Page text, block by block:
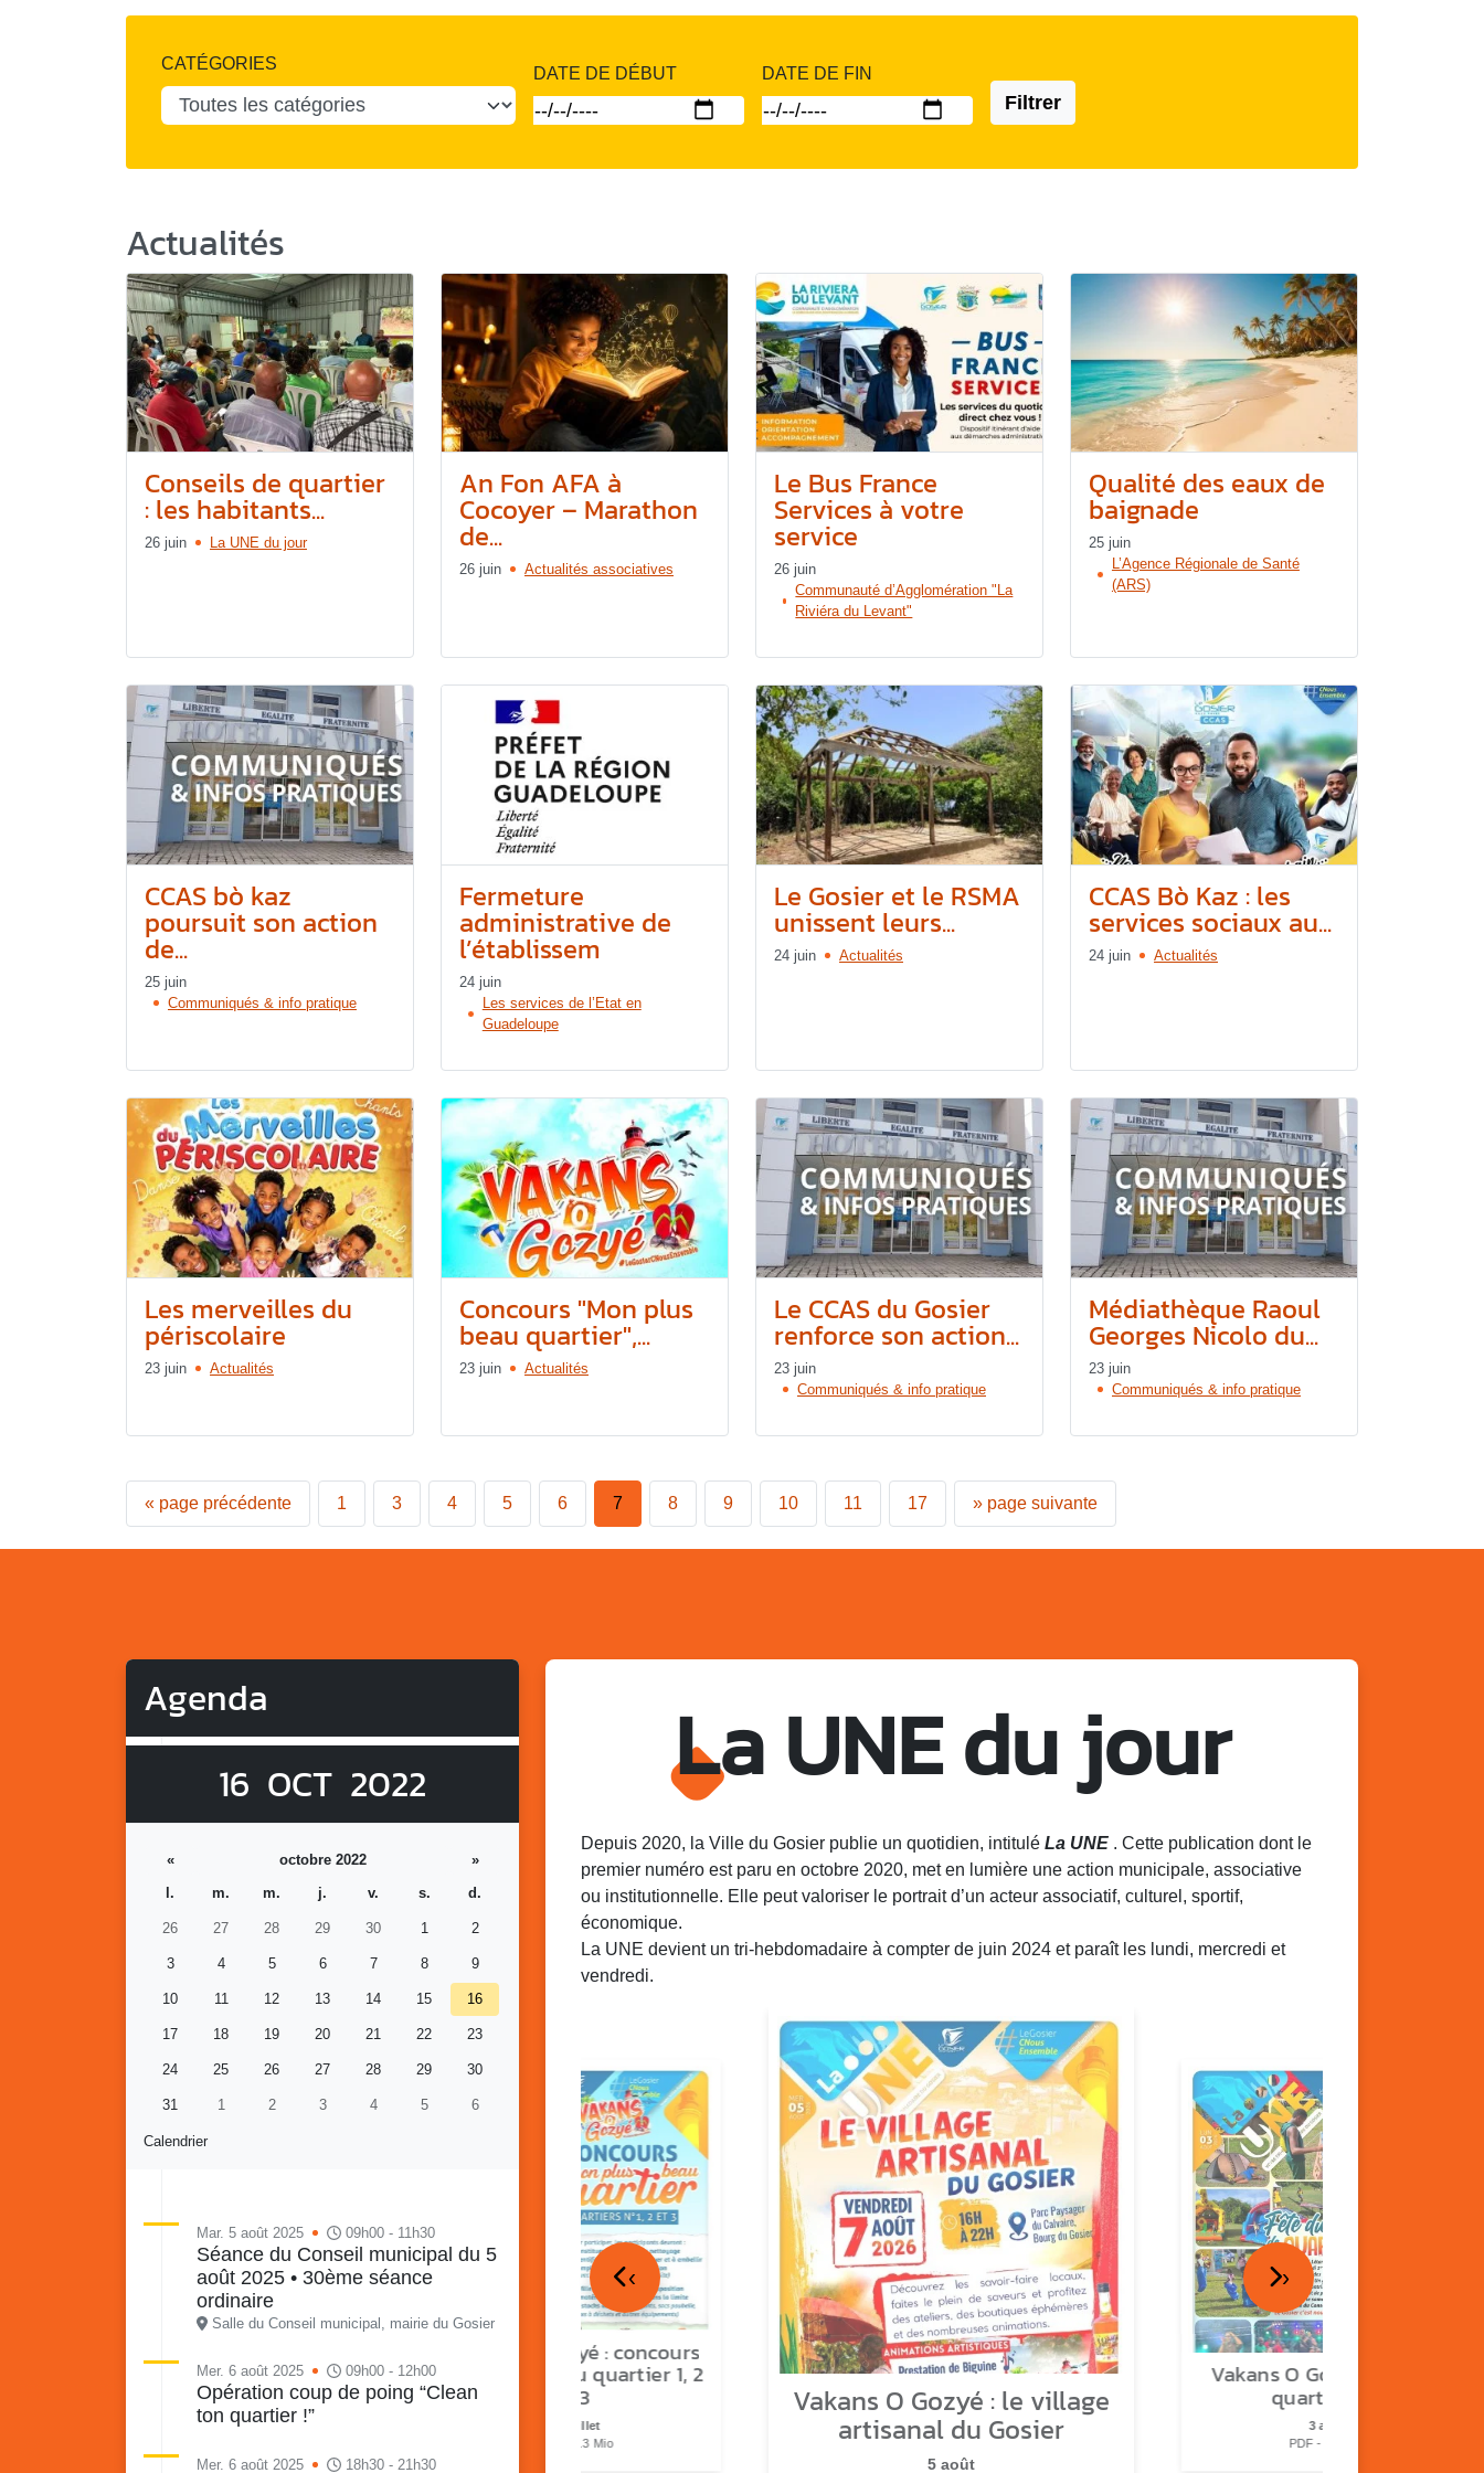
CATÉGORIES
DATE DE DÉBUT DATE DE FIN
Filtrer
Actualités
Conseils de quartier
: les habitants...
26 juin La UNE du jour
An Fon AFA à
Cocoyer – Marathon
de...
26 juin Actualités associatives
Le Bus France
Services à votre
service
26 juin
Communauté d’Agglomération "La
Riviéra du Levant"
Qualité des eaux de
baignade
25 juin
L’Agence Régionale de Santé
(ARS)
CCAS bò kaz
poursuit son action
de...
25 juin
Communiqués & info pratique
Fermeture
administrative de
l’établissem
24 juin
Les services de l’Etat en
Guadeloupe
Le Gosier et le RSMA
unissent leurs...
24 juin Actualités
CCAS Bò Kaz : les
services sociaux au...
24 juin Actualités
Les merveilles du
périscolaire
23 juin Actualités
Concours "Mon plus
beau quartier",...
23 juin Actualités
Le CCAS du Gosier
renforce son action...
23 juin
Communiqués & info pratique
Médiathèque Raoul
Georges Nicolo du...
23 juin
Communiqués & info pratique
« page précédente 1 3 4 5 6 7 8 9 10 11 17 » page suivante
Agenda
16 OCT 2022
Calendrier
« octobre 2022
»
l.
m. m. j. v. s. d.
26 27 28 29 30 1 2
3 4 5 6 7 8 9
10 11 12 13 14 15 16
17 18 19 20 21 22 23
24 25 26 27 28 29 30
31 1 2 3 4 5 6
Mar. 5 août 2025 09h00 - 11h30
Séance du Conseil municipal du 5
août 2025 • 30ème séance
ordinaire
Salle du Conseil municipal, mairie du Gosier
Mer. 6 août 2025 09h00 - 12h00
Opération coup de poing “Clean
ton quartier !”
Mer. 6 août 2025 18h30 - 21h30
La UNE du jour
Depuis 2020, la Ville du Gosier publie un quotidien, intitulé La UNE . Cette publication dont le
premier numéro est paru en octobre 2020, met en lumière une action municipale, associative
ou institutionnelle. Elle peut valoriser le portrait d’un acteur associatif, culturel, sportif,
économique.
La UNE devient un tri-hebdomadaire à compter de juin 2024 et paraît les lundi, mercredi et
vendredi.
Retour en images sur
Vakans O Gozyé animations
du samedi 18 juillet : Partir
quartier n°3, Gosier beach
summer volley
23 juillet
Vakans o Gozyé : concours
mon plus beau quartier 1, 2
& 3
17 juillet
PDF - 1.3 Mio
Vakans O Gozyé : le village
artisanal du Gosier
5 août
Vakans O Gozyé : fête de
quartier n°2
3 août
PDF - 2.3 Mio
‹ ›